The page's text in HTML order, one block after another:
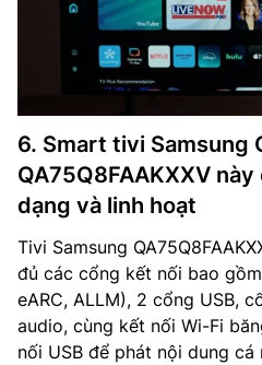
6. Smart tivi Samsung
QA75Q8FAAKXXV
dạng và linh hoạt
Tivi Samsung
đủ các cổng kết nối bao
eARC, ALLM), 2 cổng USB,
audio, cùng kết nối Wi-Fi
nối USB để phát nội dung